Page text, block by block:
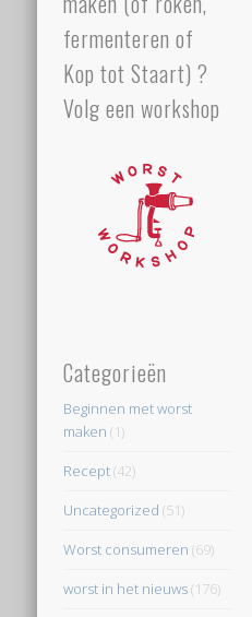
fermenteren of
Kop tot Staart) ?
Volg een workshop
Categorieën
Beginnen met worst
maken (1)
Recept(42)
Uncategorized (51)
Worst consumeren (69)
worst in het nieuws(176)